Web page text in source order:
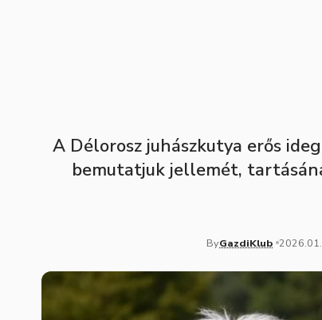
A Délorosz juhászkutya erős
bemutatjuk jellemét,
ByGazdiKlub